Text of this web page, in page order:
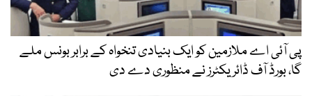
پی آئی اے ملازمین کو ایک بنیادی تنخواہ کے برابر بونس ملے
گا، بورڈ آف ڈائریکٹرز نے منظوری دے دی